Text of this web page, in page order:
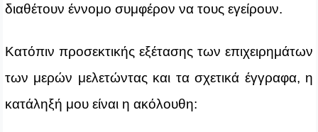
διαθέτουν έννομο συμφέρον να τους εγείρουν.
Κατόπιν προσεκτικής εξέτασης των επιχειρημάτων
των μερών μελετώντας και τα σχετικά έγγραφα, η
κατάληξή μου είναι η ακόλουθη: